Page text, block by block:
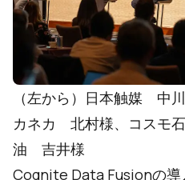
（左から）日本触媒 中
カネカ 北村様、コスモ
油 吉井様
Cognite Data Fusionの導